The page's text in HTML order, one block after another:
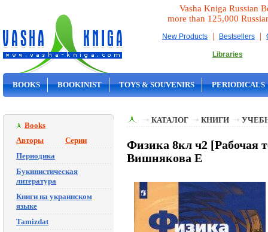
Vasha Kniga Russian
more than 125,000
New Products | Bestsellers |
Libraries
BOOKS BOOKINIST TOYS & SOUVENIRS PERIODICALS
Books
Авторы
Серии
Периодика
Букинистическая
литература
Книги на украинском
языке
Tamizdat
КАТАЛОГ КНИГИ
Физика 8кл ч2 [Рабочая
Вишнякова Е